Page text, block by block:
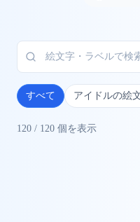
すべて アイドルの絵
120 / 120 個を表示